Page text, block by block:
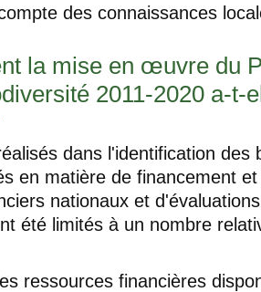
des connaissances
la mise en œuvre du
2011-2020 a-t-
dans l'identification des
en matière de financement
nationaux et
été limités à un nombre
ressources financières